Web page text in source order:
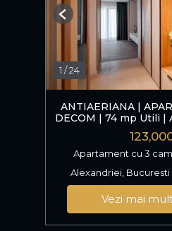
1 /24
Previous
ANTIAERIANA |
DECOM | 74 mp Utili |
Apartament cu 3
Alexandriei, Bucuresti
Vezi mai